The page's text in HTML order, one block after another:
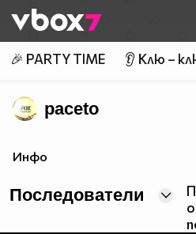
👾
🎉 PARTY TIME 👂 Клю –
paceto
Инфо
Последователи